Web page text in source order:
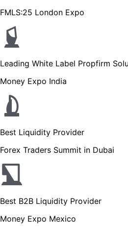
FMLS:25 London Expo
Leading White Label Propfirm
Money Expo India
Best Liquidity Provider
Forex Traders Summit in Dubai
Best B2B Liquidity Provider
Money Expo Mexico